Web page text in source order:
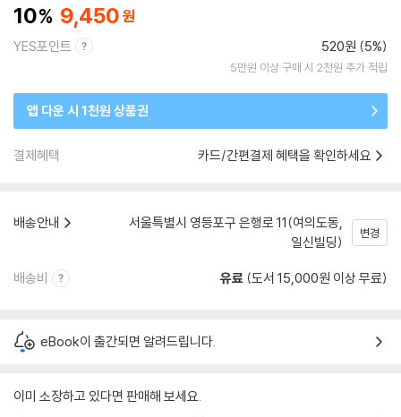
10 9,450
YES포인트 520원 (5%)
5만원 이상 구매 시 2천원 추가 적립
앱 다운 시 1천원 상품권
결제혜택 카드/간편결제 혜택을 확인하세요
배송안내
서울특별시 영등포구 은행로 11(여의도동,
일신빌딩)
변경
배송비 유료 (도서 15,000원 이상 무료)
eBook이 출간되면 알려드립니다.
이미 소장하고 있다면 판매해 보세요.